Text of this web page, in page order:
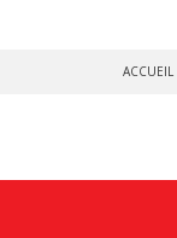
ACCUEIL